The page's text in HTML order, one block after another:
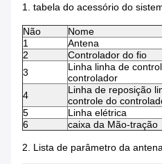
1. tabela do acessório do
Não Nome
1
Antena
2
Controlador do fio
3
Linha linha de
controlador
4
Linha de reposição
controle do
5
Linha elétrica
6
caixa da Mão-tração
2. Lista de parâmetro da